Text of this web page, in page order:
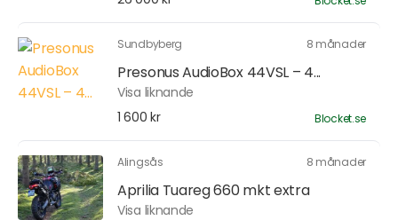
Sundbyberg 8 månader
Presonus AudioBox 44VSL – 4...
Visa liknande
1 600 kr
Blocket.se
Alingsås 8 månader
Aprilia Tuareg 660 mkt extra
Visa liknande